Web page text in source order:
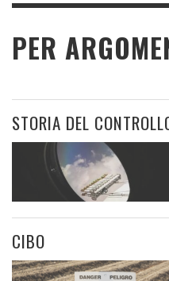
PER
STORIA DEL
CIBO